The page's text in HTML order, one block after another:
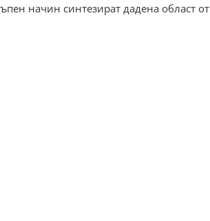
начин синтезират дадена област от